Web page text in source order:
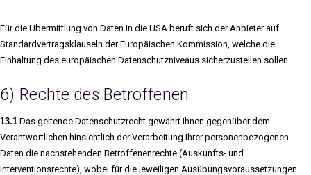
Für die Übermittlung von Daten in die USA beruft sich der Anbieter auf
Standardvertragsklauseln der Europäischen Kommission, welche die
Einhaltung des europäischen Datenschutzniveaus sicherzustellen sollen.
6) Rechte des Betroffenen
13.1 Das geltende Datenschutzrecht gewährt Ihnen gegenüber dem
Verantwortlichen hinsichtlich der Verarbeitung Ihrer personenbezogenen
Daten die nachstehenden Betroffenenrechte (Auskunfts- und
Interventionsrechte), wobei für die jeweiligen Ausübungsvoraussetzungen